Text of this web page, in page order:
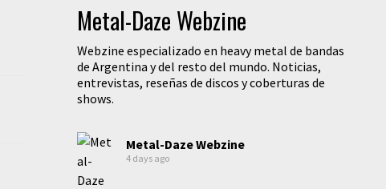
Metal-Daze Webzine
Webzine especializado en heavy metal de bandas
de Argentina y del resto del mundo. Noticias,
entrevistas, reseñas de discos y coberturas de
shows.
Metal-Daze Webzine
4 days ago